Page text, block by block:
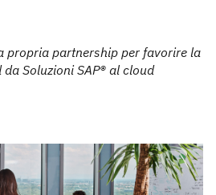
propria partnership per favorire la
Soluzioni SAP® al cloud